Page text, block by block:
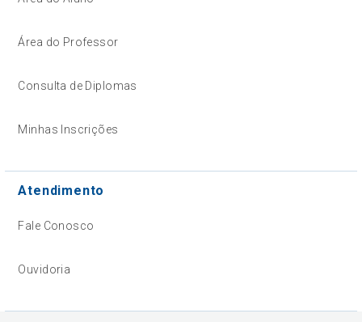
Área do Professor
Consulta de Diplomas
Minhas Inscrições
Atendimento
Fale Conosco
Ouvidoria